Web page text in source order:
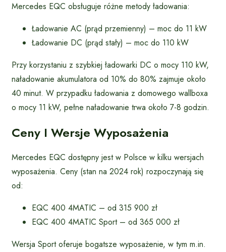
Mercedes EQC obsługuje różne metody ładowania:
Ładowanie AC (prąd przemienny) – moc do 11 kW
Ładowanie DC (prąd stały) – moc do 110 kW
Przy korzystaniu z szybkiej ładowarki DC o mocy 110 kW,
naładowanie akumulatora od 10% do 80% zajmuje około
40 minut. W przypadku ładowania z domowego wallboxa
o mocy 11 kW, pełne naładowanie trwa około 7-8 godzin.
Ceny I Wersje Wyposażenia
Mercedes EQC dostępny jest w Polsce w kilku wersjach
wyposażenia. Ceny (stan na 2024 rok) rozpoczynają się
od:
EQC 400 4MATIC – od 315 900 zł
EQC 400 4MATIC Sport – od 365 000 zł
Wersja Sport oferuje bogatsze wyposażenie, w tym m.in.